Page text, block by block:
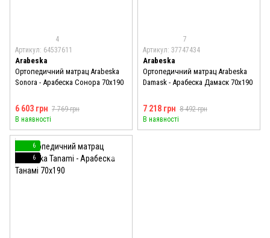
4
Артикул: 64537611
Arabeska
Ортопедичний матрац Arabeska
Sonora - Арабеска Сонора 70x190
6 603 грн 7 769 грн
В наявності
7
Артикул: 37747434
Arabeska
Ортопедичний матрац Arabeska
Damask - Арабеска Дамаск 70x190
7 218 грн 8 492 грн
В наявності
6
6